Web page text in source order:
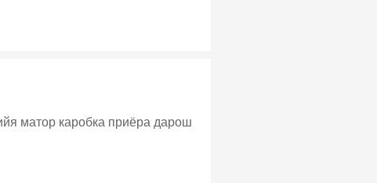
матор каробка приёра дарош